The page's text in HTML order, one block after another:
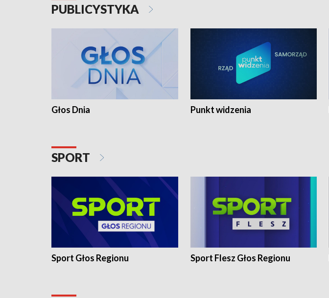
PUBLICYSTYKA
Głos Dnia Punkt widzenia
SPORT
Sport Głos Regionu Sport Flesz Głos Regionu